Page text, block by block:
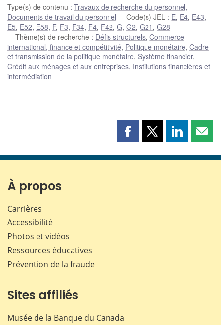
Type(s) de contenu : Travaux de recherche du personnel,
Documents de travail du personnel
Code(s) JEL : E, E4, E43,
E5, E52, E58, F, F3, F34, F4, F42, G, G2, G21 , G28
Thème(s) de recherche : Défis structurels,Commerce
international, finance et compétitivité, Politique monétaire, Cadre
et transmission de la politique monétaire, Système financier,
Crédit aux ménages et aux entreprises, Institutions financières et
intermédiation
Partager
page
Partager
page
Partager
page page
À propos
Carrières
Accessibilité
Photos et vidéos
Ressources éducatives
Prévention de la fraude
Sites affiliés
Musée de la Banque du Canada